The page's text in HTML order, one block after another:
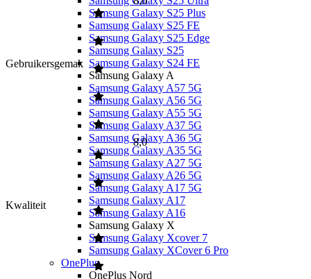
Samsung Galaxy S25 Plus
Samsung Galaxy S25 FE
Samsung Galaxy S25 Edge
Samsung Galaxy S25
Samsung Galaxy S24 FE
Samsung Galaxy A
Samsung Galaxy A57 5G
Samsung Galaxy A56 5G
Samsung Galaxy A55 5G
Samsung Galaxy A37 5G
Samsung Galaxy A36 5G
Samsung Galaxy A35 5G
Samsung Galaxy A27 5G
Samsung Galaxy A26 5G
Samsung Galaxy A17 5G
Samsung Galaxy A17
Samsung Galaxy A16
Samsung Galaxy X
Samsung Galaxy Xcover 7
Samsung Galaxy XCover 6 Pro
OnePlus
OnePlus Nord
Gebruikersgemak
Kwaliteit
8,0